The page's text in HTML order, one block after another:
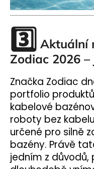
3️⃣ Aktuální
Zodiac 2026
Značka Zodiac
portfolio
kabelové
roboty bez
určené pro silně
bazény. Právě
jedním z důvodů,